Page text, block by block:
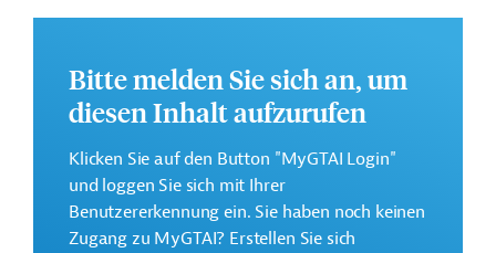
Regularien und praktische Hinweise zur
Geschäftsanbahnung.
Kontaktadressen
Bitte melden Sie sich an, um
diesen Inhalt aufzurufen
Klicken Sie auf den Button "MyGTAI Login"
und loggen Sie sich mit Ihrer
Benutzererkennung ein. Sie haben noch keinen
Zugang zu MyGTAI? Erstellen Sie sich